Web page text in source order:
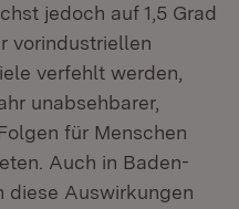
jedoch auf 1,5 Grad
vorindustriellen
verfehlt werden,
unabsehbarer,
für Menschen
Auch in Baden-
diese Auswirkungen